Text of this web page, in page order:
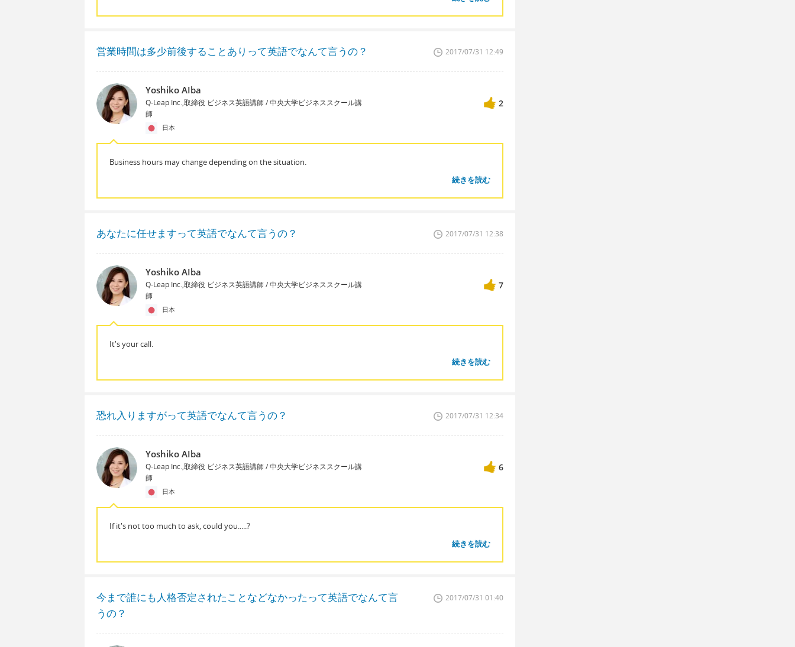
営業時間は多少前後することありって英語でなんて言うの？ 2017/07/31 12:49
Yoshiko AIba
Q-Leap Inc.,取締役 ビジネス英語講師 / 中央大学ビジネススクール講
師
日本
2
Business hours may change depending on the situation.
続きを読む
あなたに任せますって英語でなんて言うの？ 2017/07/31 12:38
Yoshiko AIba
Q-Leap Inc.,取締役 ビジネス英語講師 / 中央大学ビジネススクール講
師
日本
7
It's your call.
続きを読む
恐れ入りますがって英語でなんて言うの？ 2017/07/31 12:34
Yoshiko AIba
Q-Leap Inc.,取締役 ビジネス英語講師 / 中央大学ビジネススクール講
師
日本
6
If it's not too much to ask, could you.....?
続きを読む
今まで誰にも人格否定されたことなどなかったって英語でなんて言
うの？
2017/07/31 01:40